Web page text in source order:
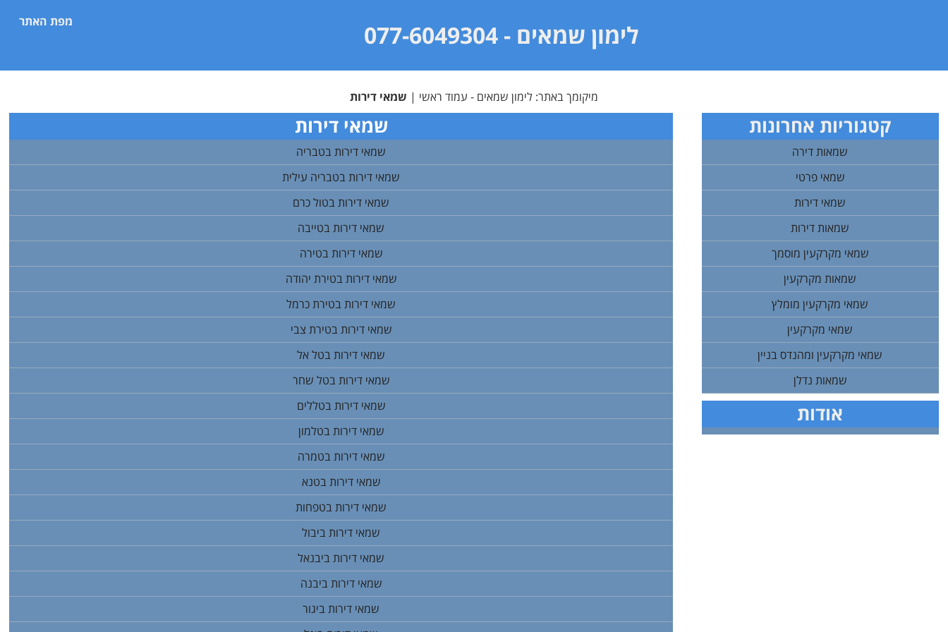
מפת האתר לימון שמאים - 077-6049304
מיקומך באתר: לימון שמאים - עמוד ראשי | שמאי דירות
שמאי דירות
שמאי דירות בטבריה
שמאי דירות בטבריה עילית
שמאי דירות בטול כרם
שמאי דירות בטייבה
שמאי דירות בטירה
שמאי דירות בטירת יהודה
שמאי דירות בטירת כרמל
שמאי דירות בטירת צבי
שמאי דירות בטל אל
שמאי דירות בטל שחר
שמאי דירות בטללים
שמאי דירות בטלמון
שמאי דירות בטמרה
שמאי דירות בטנא
שמאי דירות בטפחות
שמאי דירות ביבול
שמאי דירות ביבנאל
שמאי דירות ביבנה
שמאי דירות ביגור
קטגוריות אחרונות
שמאות דירה
שמאי פרטי
שמאי דירות
שמאות דירות
שמאי מקרקעין מוסמך
שמאות מקרקעין
שמאי מקרקעין מומלץ
שמאי מקרקעין
שמאי מקרקעין ומהנדס בניין
שמאות נדלן
אודות